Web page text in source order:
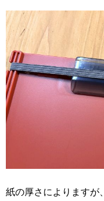
紙の厚さによりますが、